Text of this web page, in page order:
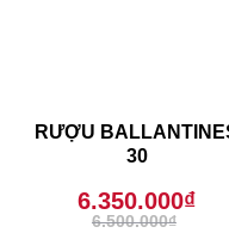
RƯỢU
30
6.500.000₫
6.350.000₫